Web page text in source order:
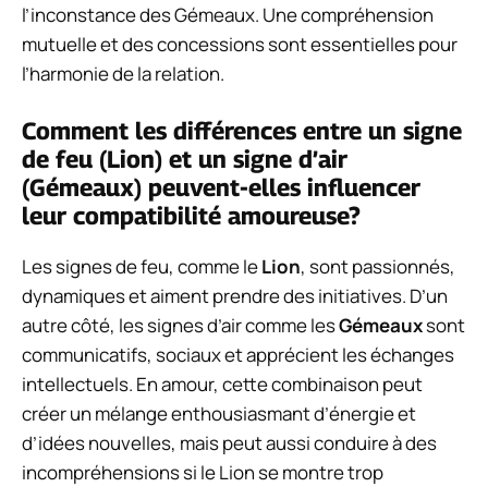
l’inconstance des Gémeaux. Une compréhension
mutuelle et des concessions sont essentielles pour
l’harmonie de la relation.
Comment les différences entre un signe
de feu (Lion) et un signe d’air
(Gémeaux) peuvent-elles influencer
leur compatibilité amoureuse?
Les signes de feu, comme leLion, sont passionnés,
dynamiques et aiment prendre des initiatives. D’un
autre côté, les signes d’air comme lesGémeauxsont
communicatifs, sociaux et apprécient les échanges
intellectuels. En amour, cette combinaison peut
créer un mélange enthousiasmant d’énergie et
d’idées nouvelles, mais peut aussi conduire à des
incompréhensions si le Lion se montre trop